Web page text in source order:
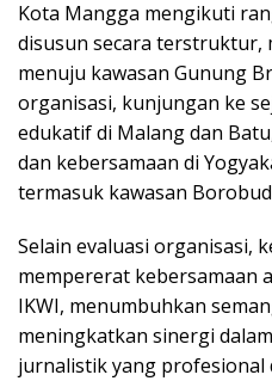
Kota Mangga mengikuti
disusun secara terstruktur,
menuju kawasan Gunung
organisasi, kunjungan ke
edukatif di Malang dan
dan kebersamaan di
termasuk kawasan
Selain evaluasi organisasi,
mempererat kebersamaan
IKWI, menumbuhkan
meningkatkan sinergi
jurnalistik yang profesional